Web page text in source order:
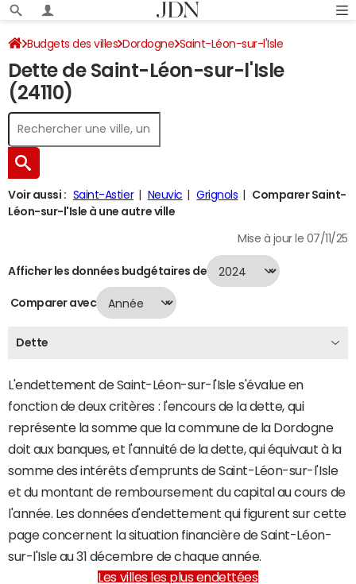
Budgets des villes Dordogne Saint-Léon-sur-l'Isle
Dette au 31/12/2024
Dette de Saint-Léon-sur-l'Isle
(24110)
Voir aussi : Saint-Astier Neuvic Grignols
Comparer Saint-
Léon-sur-l'Isle à une autre ville
Mise à jour le 07/11/25
Afficher les données budgétaires de
Comparer avec
Dette
L'endettement de Saint-Léon-sur-l'Isle s'évalue en
fonction de deux critères : l'encours de la dette, qui
représente la somme que la commune de la Dordogne
doit aux banques, et l'annuité de la dette, qui équivaut à la
somme des intérêts d'emprunts de Saint-Léon-sur-l'Isle
et du montant de remboursement du capital au cours de
l'année. Les données d'endettement qui figurent sur cette
page concernent la situation financière de Saint-Léon-
sur-l'Isle au 31 décembre de chaque année.
Les villes les plus endettées